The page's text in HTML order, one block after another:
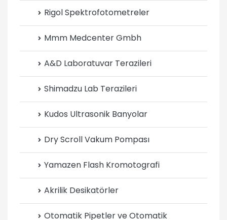
Rigol Spektrofotometreler
Mmm Medcenter Gmbh
A&D Laboratuvar Terazileri
Shimadzu Lab Terazileri
Kudos Ultrasonik Banyolar
Dry Scroll Vakum Pompası
Yamazen Flash Kromotografi
Akrilik Desikatörler
Otomatik Pipetler ve Otomatik